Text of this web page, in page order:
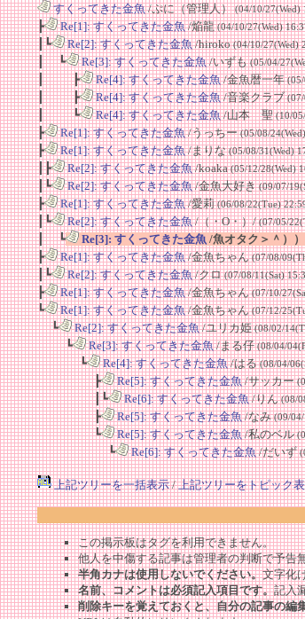
すくってきた金魚/ぷに（管理人）(04/10/27(Wed)
┣ Re[1]: すくってきた金魚/焔龍(04/10/27(Wed)
┃┗ Re[2]: すくってきた金魚/hiroko(04/10/27(Wed)
┃ ┗ Re[3]: すくってきた金魚/いずも(05/04/
┃ ┣ Re[4]: すくってきた金魚/金魚暦一年
┃ ┣ Re[4]: すくってきた金魚/音楽クラブ
┃ ┗ Re[4]: すくってきた金魚/山本 聖(10/
┣ Re[1]: すくってきた金魚/うっちー(05/08/
┣ Re[1]: すくってきた金魚/まりな(05/08/31(Wed)
┃┣ Re[2]: すくってきた金魚/koaka(05/12/28(Wed)
┃┗ Re[2]: すくってきた金魚/金魚大好き(09/07/
┣ Re[1]: すくってきた金魚/愛莉(06/08/22(Tue)
┃┗ Re[2]: すくってきた金魚/（・O・）/(07/05/
┃ ┗ Re[3]: すくってきた金魚 /魚オタク＞＾）
┣
Re[1]: すくってきた金魚/金魚ちゃん(07/08/
┃┗ Re[2]: すくってきた金魚/クロ(07/08/11(Sat)
┣ Re[1]: すくってきた金魚/金魚ちゃん(07/10/
┗ Re[1]: すくってきた金魚/金魚ちゃん(07/12/
┗ Re[2]: すくってきた金魚/ユリカ姫(08/02/
┗ Re[3]: すくってきた金魚/まる仔(08/04/
┗ Re[4]: すくってきた金魚/はる(08/04/
┣ Re[5]: すくってきた金魚/サッカー
┃┗ Re[6]: すくってきた金魚/りん(08/
┣ Re[5]: すくってきた金魚/なみ(09/
┗ Re[5]: すくってきた金魚/私のベル
┗ Re[6]: すくってきた金魚/だいず
上記ツリーを一括表示/上記ツリーをトピック
この掲示板はタグを利用できません。
他人を中傷する記事は管理者の判断で予告
半角カナは使用しないでください。文字化
名前、コメントは必須記入項目です。記入
削除キーを覚えておくと、自分の記事の編